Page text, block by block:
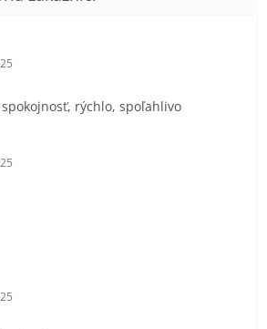
obchodu je 5 z 5 hviezdičiek.
rýchlo, spoľahlivo
obchodu je 5 z 5 hviezdičiek.
obchodu je 5 z 5 hviezdičiek.